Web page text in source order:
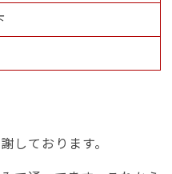
しております。